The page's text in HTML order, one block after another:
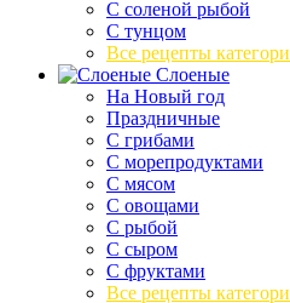
С соленой рыбой
С тунцом
Все рецепты
Слоеные
На Новый год
Праздничные
С грибами
С морепродуктами
С мясом
С овощами
С рыбой
С сыром
С фруктами
Все рецепты